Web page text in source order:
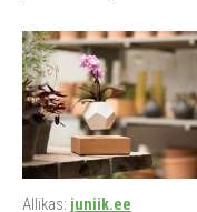
Allikas: juniik.ee